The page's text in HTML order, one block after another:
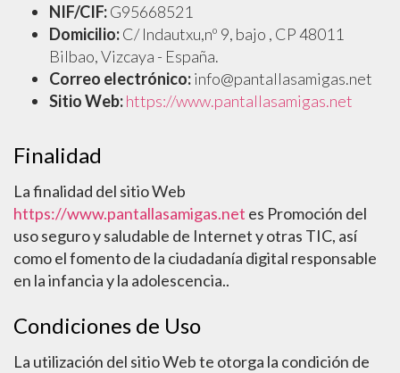
NIF/CIF:G95668521
Domicilio:C/ Indautxu,nº 9, bajo , CP 48011
Bilbao, Vizcaya - España.
Correo electrónico:info@pantallasamigas.net
Sitio Web:https://www.pantallasamigas.net
Finalidad
La finalidad del sitio Web
https://www.pantallasamigas.net es Promoción del
uso seguro y saludable de Internet y otras TIC, así
como el fomento de la ciudadanía digital responsable
en la infancia y la adolescencia..
Condiciones de Uso
La utilización del sitio Web te otorga la condición de